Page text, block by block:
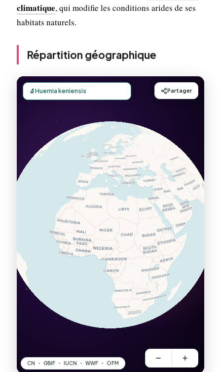
climatique, qui modifie les conditions arides de ses
habitats naturels.
Répartition géographique